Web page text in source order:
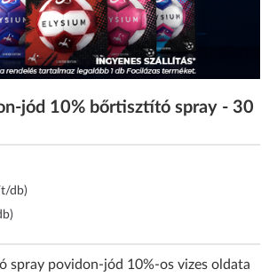
jód 10% bőrtisztító spray - 30
db)
spray povidon-jód 10%-os vizes oldata